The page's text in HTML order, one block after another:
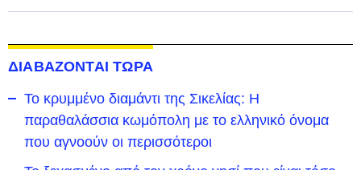
ΔΙΑΒΑΖΟΝΤΑΙ ΤΩΡΑ
Το κρυμμένο διαμάντι της Σικελίας: Η
παραθαλάσσια κωμόπολη με το ελληνικό όνομα
που αγνοούν οι περισσότεροι